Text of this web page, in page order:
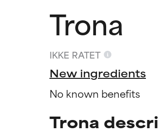
Trona
IKKE RATET
New ingredients
No known benefits
Trona